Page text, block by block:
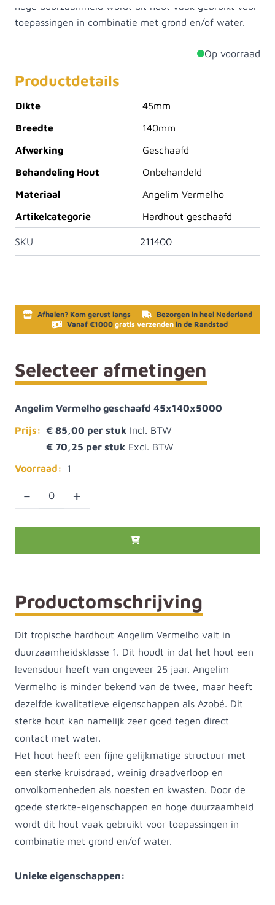
hoge duurzaamheid wordt dit hout vaak gebruikt voor
toepassingen in combinatie met grond en/of water.
Op voorraad
Productdetails
Dikte
45mm
Breedte
140mm
Afwerking
Geschaafd
Behandeling Hout
Onbehandeld
Materiaal
Angelim Vermelho
Artikelcategorie
Hardhout geschaafd
SKU 211400
Afhalen? Kom gerust langs
Bezorgen in heel Nederland
Vanaf €1000 gratis verzenden in de Randstad
Selecteer afmetingen
Angelim Vermelho geschaafd 45x140x5000
Prijs: € 85,00
€ 70,25
Voorraad:
1
- +
Productomschrijving
Dit tropische hardhout Angelim Vermelho valt in
duurzaamheidsklasse 1. Dit houdt in dat het hout een
levensduur heeft van ongeveer 25 jaar. Angelim
Vermelho is minder bekend van de twee, maar heeft
dezelfde kwalitatieve eigenschappen als Azobé. Dit
sterke hout kan namelijk zeer goed tegen direct
contact met water.
Het hout heeft een fijne gelijkmatige structuur met
een sterke kruisdraad, weinig draadverloop en
onvolkomenheden als noesten en kwasten. Door de
goede sterkte-eigenschappen en hoge duurzaamheid
wordt dit hout vaak gebruikt voor toepassingen in
combinatie met grond en/of water.
Unieke eigenschappen: